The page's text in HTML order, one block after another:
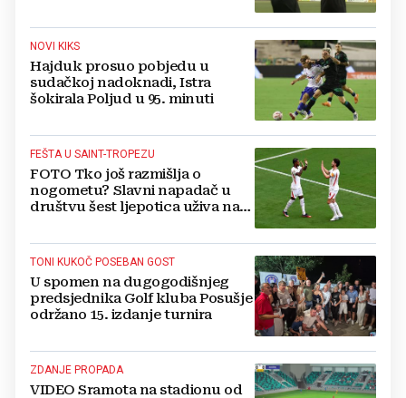
NOVI KIKS
Hajduk prosuo pobjedu u
sudačkoj nadoknadi, Istra
šokirala Poljud u 95. minuti
FEŠTA U SAINT-TROPEZU
FOTO Tko još razmišlja o
nogometu? Slavni napadač u
društvu šest ljepotica uživa na
TONI KUKOČ POSEBAN GOST
U spomen na dugogodišnjeg
predsjednika Golf kluba Posušje
održano 15. izdanje turnira
ZDANJE PROPADA
VIDEO Sramota na stadionu od